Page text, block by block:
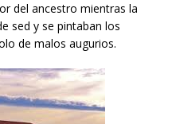
del ancestro mientras la
sed y se pintaban los
de malos augurios.